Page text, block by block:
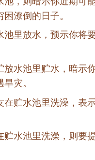
潦倒的日子。
池里放水，预示你将
放水池里贮水，暗示
灾。
在贮水池里洗澡，表
贮水池里洗澡，则要